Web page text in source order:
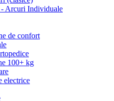
- Arcuri Individuale
de confort
100+ kg
electrice